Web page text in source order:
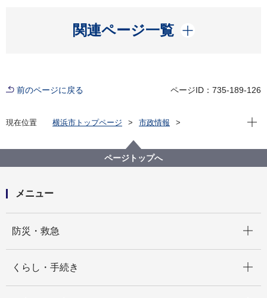
関連ページ一覧
開く
前のページに戻る ページID：735-189-126
現在位置 横浜市トップページ
市政情報
計画・方針
山下ふ頭の再開発
山下ふ頭再開発
記者発表資料一覧
現在
ページトップへ
メニュー
防災・救急
くらし・手続き